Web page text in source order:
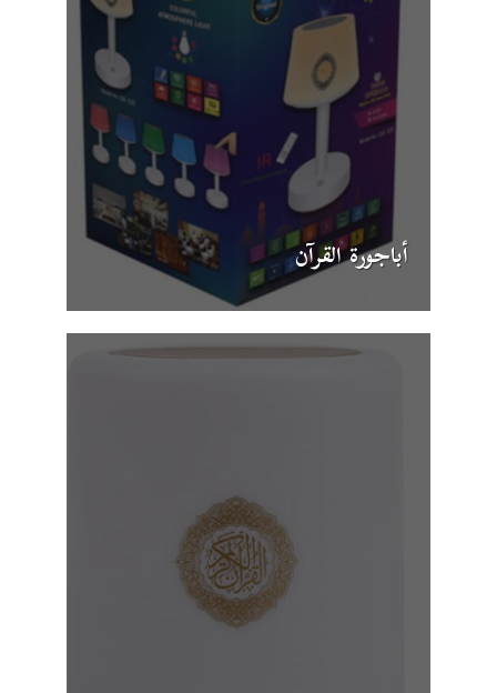
أباجورة القرآن